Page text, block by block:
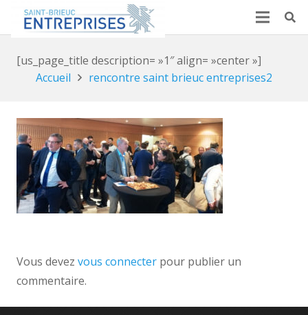
[us_page_title description= »1″ align= »center »]
Accueil
rencontre saint brieuc entreprises2
Vous devez vous connecter pour publier un
commentaire.